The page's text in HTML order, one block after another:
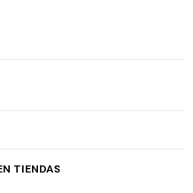
TIENDAS